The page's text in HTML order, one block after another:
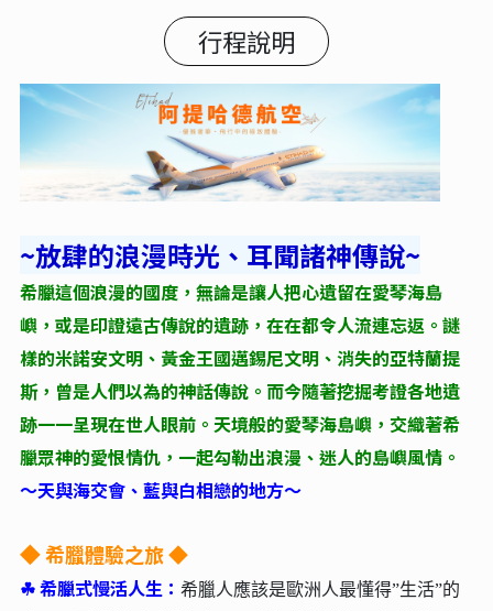
行程說明
~放肆的浪漫時光、耳聞諸神傳說~
希臘這個浪漫的國度，無論是讓人把心遺留在愛琴海島
嶼，或是印證遠古傳說的遺跡，在在都令人流連忘返。謎
樣的米諾安文明、黃金王國邁錫尼文明、消失的亞特蘭提
斯，曾是人們以為的神話傳說。而今隨著挖掘考證各地遺
跡一一呈現在世人眼前。天境般的愛琴海島嶼，交織著希
臘眾神的愛恨情仇，一起勾勒出浪漫、迷人的島嶼風情。
～天與海交會、藍與白相戀的地方～
◆ 希臘體驗之旅 ◆
☘︎希臘式慢活人生： 希臘人應該是歐洲人最懂得”生活”的